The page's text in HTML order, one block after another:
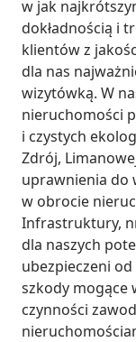
w jak
dokładnością i
klientów z
dla nas
wizytówką. W
nieruchomości
i czystych
Zdrój,
uprawnienia do
w obrocie
Infrastruktury,
dla naszych
ubezpieczeni
szkody mogące
czynności